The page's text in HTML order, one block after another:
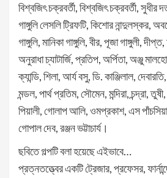
বিশ্বজিৎ চক্রবর্তী, বিশ্বজিৎ চক্রবর্তী, সুধীর
গাঙ্গুলি লেসলি ট্রিফটি, কিশোর নান্দুলস্কর,
গাঙ্গুলি, মানিকা গাঙ্গুলি, বীর, পূজা গাঙ্গুলী,
অনুরাধা চ্যাটার্জি, প্রতিপ, অর্পিতা, অঞ্জু
ক্যান্ডি, শিলা, আর্য বসু, ডি. কাঞ্জিলাল,
মন্ডল, পার্থ প্রতিম, সৌমেন, মন্দিরা, চন্দ্রা,
পিয়ালী, গোলাপ আলি, ওমপ্রকাশ, এস
গোপাল দেব, রঞ্জন ভট্টাচার্য।
ছবিতে গল্পটি বলা হয়েছে এইভাবে…
প্রত্নতত্ত্বের একটি ট্রেজার, প্রফেসর,